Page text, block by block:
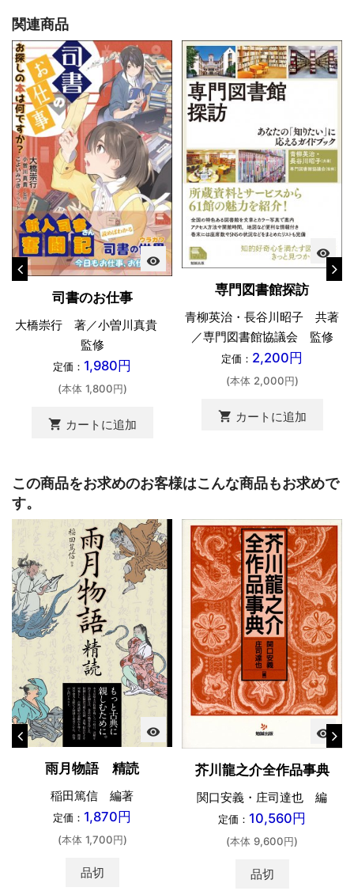
関連商品
visibility
司書のお仕事
大橋崇行 著／小曽川真貴
監修
定価： 1,980円
(本体 1,800円)
shopping_cart カートに追加
visibility
専門図書館探訪
青柳英治・長谷川昭子 共著
／専門図書館協議会 監修
定価： 2,200円
(本体 2,000円)
shopping_cart カートに追加
この商品をお求めのお客様はこんな商品もお求めで
す。
visibility
雨月物語 精読
稲田篤信 編著
定価： 1,870円
(本体 1,700円)
品切
visibility
芥川龍之介全作品事典
関口安義・庄司達也 編
定価： 10,560円
(本体 9,600円)
品切